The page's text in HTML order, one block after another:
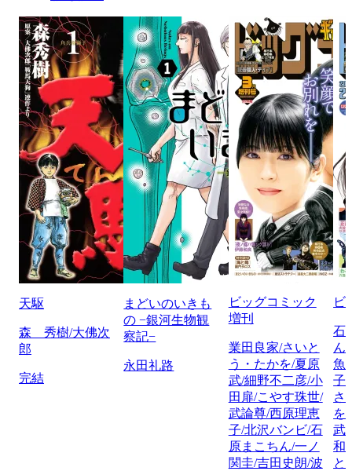
天駆
森 秀樹/大佛次
郎
完結
まどいのいきも
の −銀河生物観
察記−
永田礼路
ビッグコミック
増刊
業田良家/さいと
う・たかを/夏原
武/細野不二彦/小
田扉/こやす珠世/
武論尊/西原理恵
子/北沢バンビ/石
原まこちん/一ノ
関圭/吉田史朗/波
ビ
石
ん
魚
子
さ
を
武/
和
と